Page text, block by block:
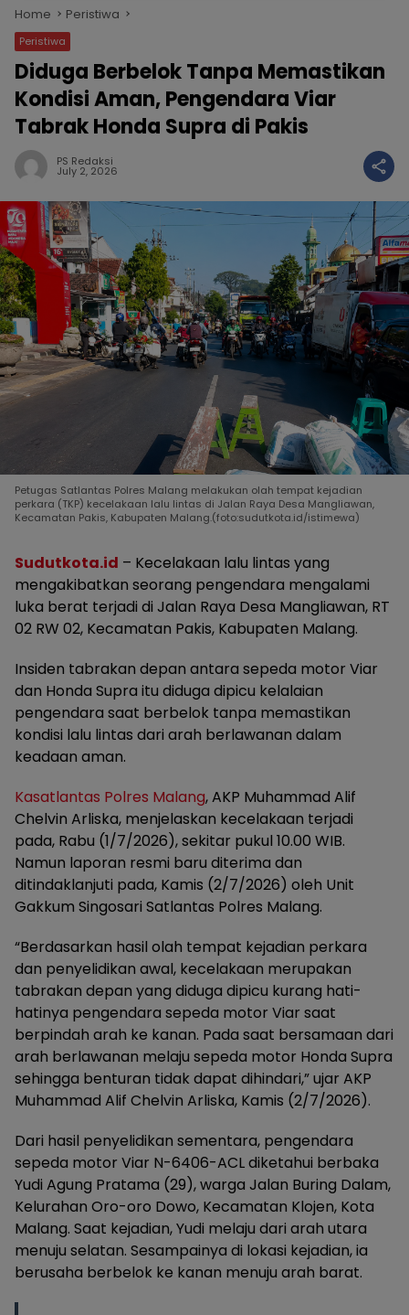
Home Peristiwa
Peristiwa
Diduga Berbelok Tanpa Memastikan
Kondisi Aman, Pengendara Viar
Tabrak Honda Supra di Pakis
PS Redaksi
July 2, 2026
Petugas Satlantas Polres Malang melakukan olah tempat kejadian
perkara (TKP) kecelakaan lalu lintas di Jalan Raya Desa Mangliawan,
Kecamatan Pakis, Kabupaten Malang.(foto:sudutkota.id/istimewa)
Sudutkota.id – Kecelakaan lalu lintas yang
mengakibatkan seorang pengendara mengalami
luka berat terjadi di Jalan Raya Desa Mangliawan, RT
02 RW 02, Kecamatan Pakis, Kabupaten Malang.
Insiden tabrakan depan antara sepeda motor Viar
dan Honda Supra itu diduga dipicu kelalaian
pengendara saat berbelok tanpa memastikan
kondisi lalu lintas dari arah berlawanan dalam
keadaan aman.
Kasatlantas Polres Malang, AKP Muhammad Alif
Chelvin Arliska, menjelaskan kecelakaan terjadi
pada, Rabu (1/7/2026), sekitar pukul 10.00 WIB.
Namun laporan resmi baru diterima dan
ditindaklanjuti pada, Kamis (2/7/2026) oleh Unit
Gakkum Singosari Satlantas Polres Malang.
“Berdasarkan hasil olah tempat kejadian perkara
dan penyelidikan awal, kecelakaan merupakan
tabrakan depan yang diduga dipicu kurang hati-
hatinya pengendara sepeda motor Viar saat
berpindah arah ke kanan. Pada saat bersamaan dari
arah berlawanan melaju sepeda motor Honda Supra
sehingga benturan tidak dapat dihindari,” ujar AKP
Muhammad Alif Chelvin Arliska, Kamis (2/7/2026).
Dari hasil penyelidikan sementara, pengendara
sepeda motor Viar N-6406-ACL diketahui berbaka
Yudi Agung Pratama (29), warga Jalan Buring Dalam,
Kelurahan Oro-oro Dowo, Kecamatan Klojen, Kota
Malang. Saat kejadian, Yudi melaju dari arah utara
menuju selatan. Sesampainya di lokasi kejadian, ia
berusaha berbelok ke kanan menuju arah barat.